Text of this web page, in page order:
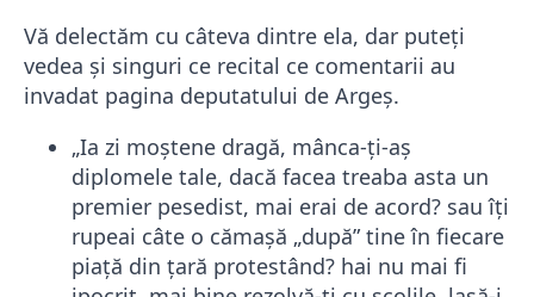
Vă delectăm cu câteva dintre ela, dar puteți
vedea și singuri ce recital ce comentarii au
invadat pagina deputatului de Argeș.
„Ia zi moștene dragă, mânca-ți-aș
diplomele tale, dacă facea treaba asta un
premier pesedist, mai erai de acord? sau îți
rupeai câte o cămașă „după” tine în fiecare
piață din țară protestând? hai nu mai fi